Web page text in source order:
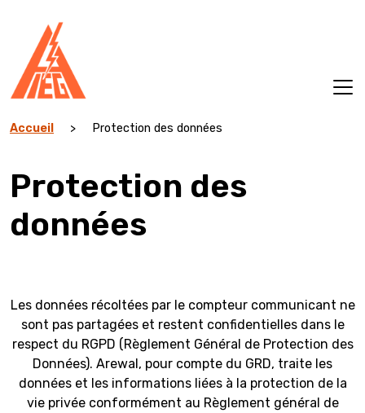
contenu
Accueil > Protection des données
Protection des
données
Les données récoltées par le compteur communicant ne
sont pas partagées et restent confidentielles dans le
respect du RGPD (Règlement Général de Protection des
Données). Arewal, pour compte du GRD, traite les
données et les informations liées à la protection de la
vie privée conformément au Règlement général de